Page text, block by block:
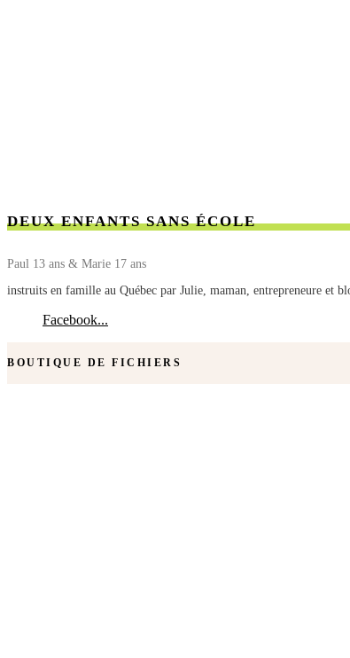
DEUX ENFANTS SANS ÉCOLE
Paul 13 ans & Marie 17 ans
instruits en famille au Québec par Julie, maman, entrepreneure et
Facebook...
BOUTIQUE DE FICHIERS